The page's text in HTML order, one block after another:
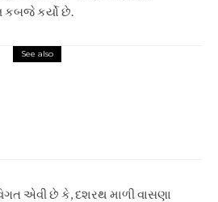
કબજે કર્યો છે.
See also
એવી છે કે, દશરથ માળી વાસણા